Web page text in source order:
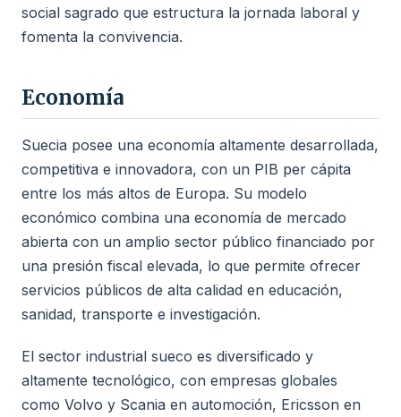
social sagrado que estructura la jornada laboral y
fomenta la convivencia.
Economía
Suecia posee una economía altamente desarrollada,
competitiva e innovadora, con un PIB per cápita
entre los más altos de Europa. Su modelo
económico combina una economía de mercado
abierta con un amplio sector público financiado por
una presión fiscal elevada, lo que permite ofrecer
servicios públicos de alta calidad en educación,
sanidad, transporte e investigación.
El sector industrial sueco es diversificado y
altamente tecnológico, con empresas globales
como Volvo y Scania en automoción, Ericsson en